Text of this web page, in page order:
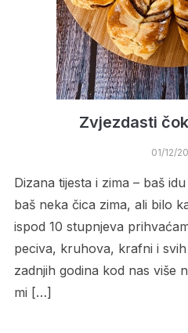
Zvjezdasti
01/12/
Dizana tijesta i zima – baš
baš neka čica zima, ali bilo
ispod 10 stupnjeva
peciva, kruhova, krafni i
zadnjih godina kod nas više
mi […]